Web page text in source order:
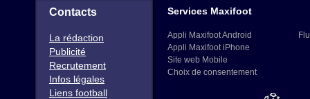
Contacts
La rédaction
Publicité
Recrutement
Infos légales
Liens football
Services Maxifoot
Appli Maxifoot Android
Appli Maxifoot iPhone
Site web Mobile
Choix de consentement